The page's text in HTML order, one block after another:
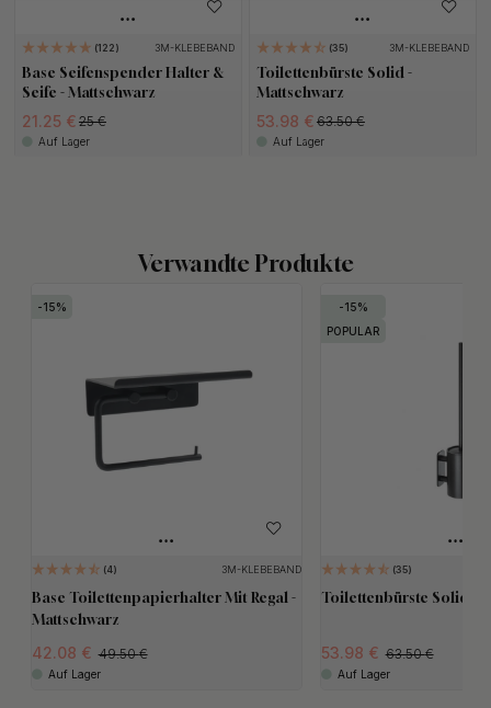
122 3M-KLEBEBAND
Base Seifenspender Halter &
Seife - Mattschwarz
21.25 € 25 €
Auf Lager
35 3M-KLEBEBAND
Toilettenbürste Solid -
Mattschwarz
53.98 € 63.50 €
Auf Lager
Verwandte Produkte
15
4 3M-KLEBEBAND
Base Toilettenpapierhalter Mit Regal -
Mattschwarz
42.08 49.50
Auf Lager
15
POPULAR
35
Toilettenbürste Solid -
53.98 63.50
Auf Lager